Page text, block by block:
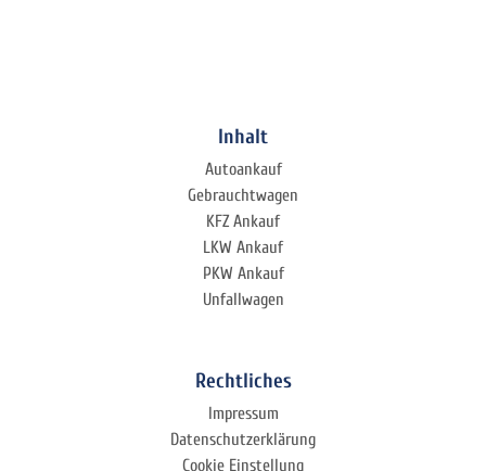
Inhalt
Autoankauf
Gebrauchtwagen
KFZ Ankauf
LKW Ankauf
PKW Ankauf
Unfallwagen
Rechtliches
Impressum
Datenschutzerklärung
Cookie Einstellung